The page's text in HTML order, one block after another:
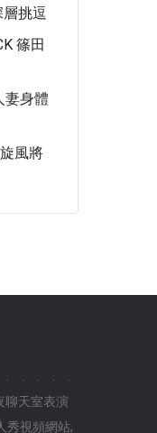
挑逗
篠田
妻身體
風將
聊天室表演
秀視頻網站,